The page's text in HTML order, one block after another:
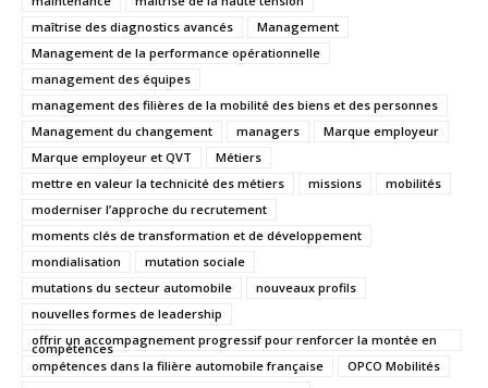
maîtrise des diagnostics avancés
Management
Management de la performance opérationnelle
management des équipes
management des filières de la mobilité des biens et des personnes
Management du changement
managers
Marque employeur
Marque employeur et QVT
Métiers
mettre en valeur la technicité des métiers
missions
mobilités
moderniser l’approche du recrutement
moments clés de transformation et de développement
mondialisation
mutation sociale
mutations du secteur automobile
nouveaux profils
nouvelles formes de leadership
offrir un accompagnement progressif pour renforcer la montée en
compétences
ompétences dans la filière automobile française
OPCO Mobilités